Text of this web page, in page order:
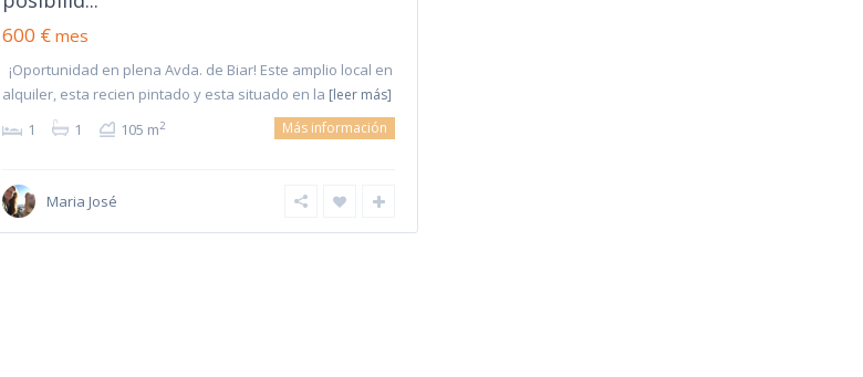
600 € mes
¡Oportunidad en plena Avda. de Biar! Este amplio local en
alquiler, esta recien pintado y esta situado en la [leer más]
1 1 105 m2 Más información
Maria José